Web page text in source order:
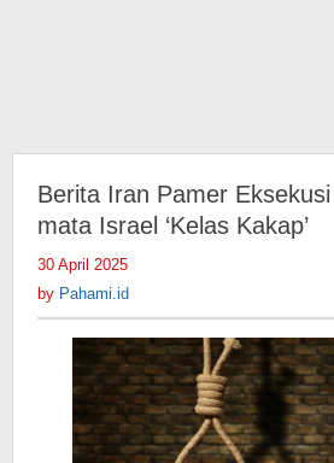
Berita Iran Pamer
mata Israel ‘Kelas Kakap’
30 April 2025
by Pahami.id